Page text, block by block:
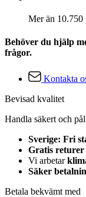
Mer än 10.750
Behöver du hjälp
frågor.
Kontakta
Bevisad kvalitet
Handla säkert och
Sverige: Fri
Gratis returer
Vi arbetar
Säker
Betala bekvämt med